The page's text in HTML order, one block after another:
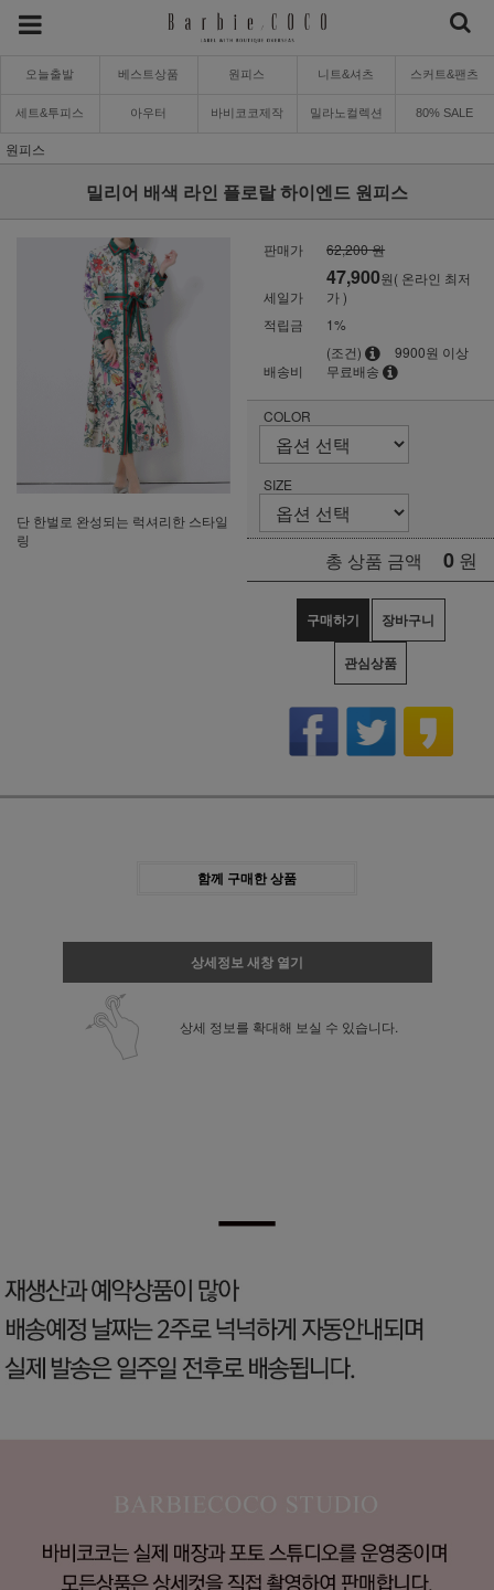
오늘출발 베스트상품 원피스 니트&셔츠 스커트&팬츠
세트&투피스 아우터 바비코코제작 밀라노컬렉션 80% SALE
원피스
밀리어 배색 라인 플로랄 하이엔드 원피스
단 한벌로 완성되는 럭셔리한 스타일
링
판매가 62,200 원
세일가
47,900원( 온라인 최저
가 )
적립금
1%
배송비
(조건)
9900원 이상
무료배송
COLOR
SIZE
총 상품 금액 0 원
구매하기 장바구니
관심상품
함께 구매한 상품
상세정보 새창 열기
상세 정보를 확대해 보실 수 있습니다.